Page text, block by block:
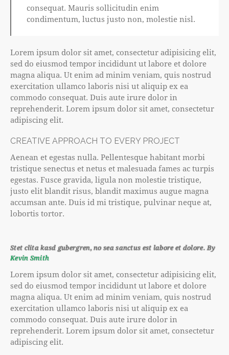
consequat. Mauris sollicitudin enim
condimentum, luctus justo non, molestie nisl.
Lorem ipsum dolor sit amet, consectetur adipisicing elit,
sed do eiusmod tempor incididunt ut labore et dolore
magna aliqua. Ut enim ad minim veniam, quis nostrud
exercitation ullamco laboris nisi ut aliquip ex ea
commodo consequat. Duis aute irure dolor in
reprehenderit. Lorem ipsum dolor sit amet, consectetur
adipiscing elit.
CREATIVE APPROACH TO EVERY PROJECT
Aenean et egestas nulla. Pellentesque habitant morbi
tristique senectus et netus et malesuada fames ac turpis
egestas. Fusce gravida, ligula non molestie tristique,
justo elit blandit risus, blandit maximus augue magna
accumsan ante. Duis id mi tristique, pulvinar neque at,
lobortis tortor.
Stet clita kasd gubergren, no sea sanctus est labore et dolore. By
Kevin Smith
Lorem ipsum dolor sit amet, consectetur adipisicing elit,
sed do eiusmod tempor incididunt ut labore et dolore
magna aliqua. Ut enim ad minim veniam, quis nostrud
exercitation ullamco laboris nisi ut aliquip ex ea
commodo consequat. Duis aute irure dolor in
reprehenderit. Lorem ipsum dolor sit amet, consectetur
adipiscing elit.